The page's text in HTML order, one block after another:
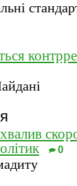
0